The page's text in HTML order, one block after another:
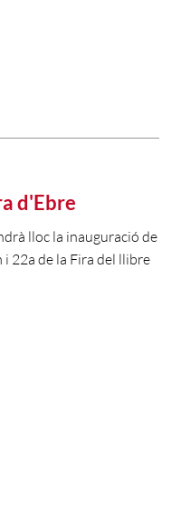
d'Ebre
lloc la inauguració de
22a de la Fira del llibre